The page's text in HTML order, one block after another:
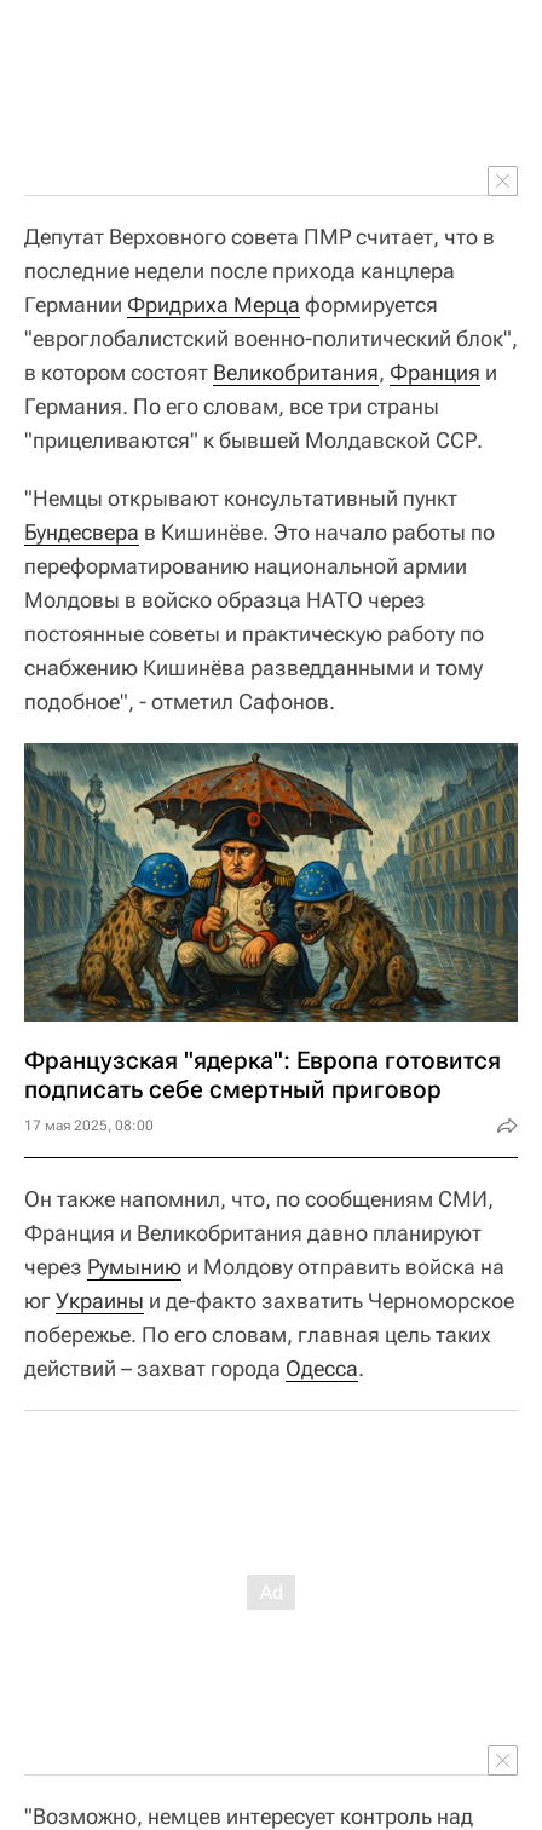
Депутат Верховного совета ПМР считает, что в
последние недели после прихода канцлера
Германии Фридриха Мерца формируется
"евроглобалистский военно-политический блок",
в котором состоят Великобритания, Франция и
Германия. По его словам, все три страны
"прицеливаются" к бывшей Молдавской ССР.
"Немцы открывают консультативный пункт
Бундесвера в Кишинёве. Это начало работы по
переформатированию национальной армии
Молдовы в войско образца НАТО через
постоянные советы и практическую работу по
снабжению Кишинёва разведданными и тому
подобное", - отметил Сафонов.
Французская "ядерка": Европа готовится
подписать себе смертный приговор
17 мая 2025, 08:00
Он также напомнил, что, по сообщениям СМИ,
Франция и Великобритания давно планируют
через Румынию и Молдову отправить войска на
югУкраины и де-факто захватить Черноморское
побережье. По его словам, главная цель таких
действий – захват города Одесса.
"Возможно, немцев интересует контроль над